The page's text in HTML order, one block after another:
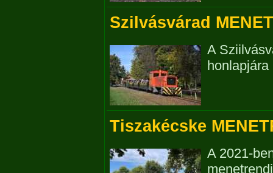
Szilvásvárad
A
Tiszakécske
A 2021-